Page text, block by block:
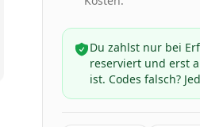
Du zahlst nur bei
reserviert und erst
ist. Codes falsch?